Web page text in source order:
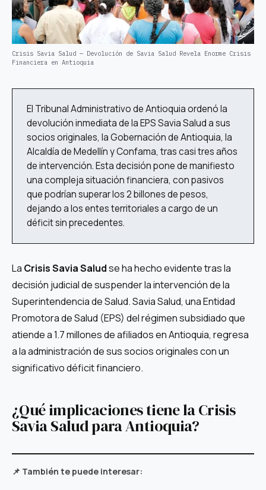
Crisis Savia Salud — Devolución de Savia Salud Revela Enorme Crisis
Financiera en Antioquia
El Tribunal Administrativo de Antioquia ordenó la
devolución inmediata de la EPS Savia Salud a sus
socios originales, la Gobernación de Antioquia, la
Alcaldía de Medellín y Confama, tras casi tres años
de intervención. Esta decisión pone de manifiesto
una compleja situación financiera, con pasivos
que podrían superar los 2 billones de pesos,
dejando a los entes territoriales a cargo de un
déficit sin precedentes.
La Crisis Savia Saludse ha hecho evidente tras la
decisión judicial de suspender la intervención de la
Superintendencia de Salud. Savia Salud, una Entidad
Promotora de Salud (EPS) del régimen subsidiado que
atiende a 1.7 millones de afiliados en Antioquia, regresa
a la administración de sus socios originales con un
significativo déficit financiero.
¿Qué implicaciones tiene la Crisis
Savia Salud para Antioquia?
📌 También te puede interesar: